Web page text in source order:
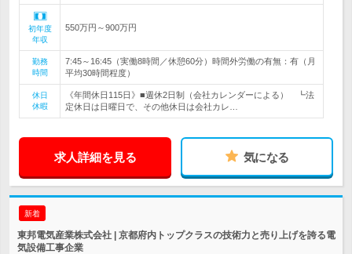
初年度
年収
550万円～900万円
勤務
時間
7:45～16:45（実働8時間／休憩60分）時間外労働の有無：有（月
平均30時間程度）
休日
休暇
《年間休日115日》■週休2日制（会社カレンダーによる） ┗法
定休日は日曜日で、その他休日は会社カレ…
求人詳細を見る 気になる
新着
東邦電気産業株式会社 | 京都府内トップクラスの技術力と売り上げを誇る電
気設備工事企業